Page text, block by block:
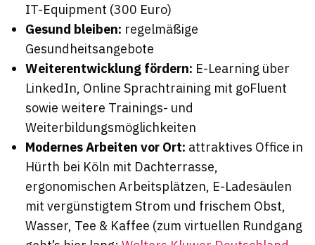
IT-Equipment (300 Euro)
Gesund bleiben: regelmäßige
Gesundheitsangebote
Weiterentwicklung fördern: E-Learning über
LinkedIn, Online Sprachtraining mit goFluent
sowie weitere Trainings- und
Weiterbildungsmöglichkeiten
Modernes Arbeiten vor Ort: attraktives Office in
Hürth bei Köln mit Dachterrasse,
ergonomischen Arbeitsplätzen, E-Ladesäulen
mit vergünstigtem Strom und frischem Obst,
Wasser, Tee & Kaffee (zum virtuellen Rundgang